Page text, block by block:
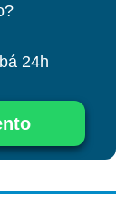
24h